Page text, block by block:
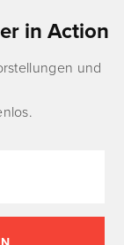
in Action
und